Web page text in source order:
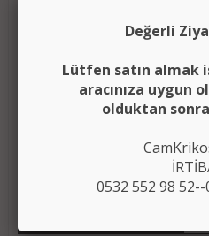
(0)
Ürünü karşılaştırma listeme
Fiyatı düşünce bildir
Aklımdakiler listesine ekle
Değerli
Lütfen satın almak
aracınıza uygun
olduktan sonra
0532 552 98